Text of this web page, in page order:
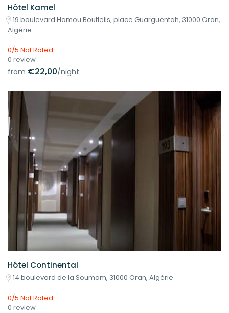
Hôtel Kamel
19 boulevard Hamou Boutlelis, place Guarguentah, 31000 Oran,
Algérie
0/5 Not Rated
0 review
from €22,00/night
Hôtel Continental
14 boulevard de la Soumam, 31000 Oran, Algérie
0/5 Not Rated
0 review